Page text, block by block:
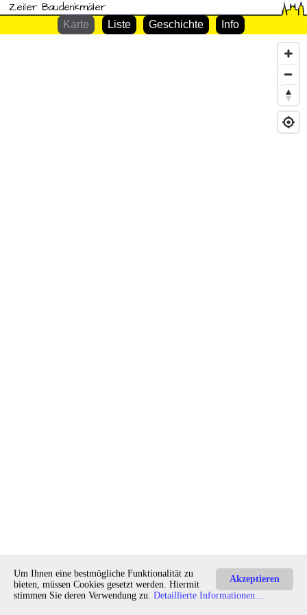
Zeiler Baudenkmäler
Karte Liste Geschichte Info
E-Mail an den Autor Akzeptieren
Um Ihnen eine bestmögliche Funktionalität zu
bieten, müssen Cookies gesetzt werden. Hiermit
stimmen Sie deren Verwendung zu. Detaillierte Informationen...